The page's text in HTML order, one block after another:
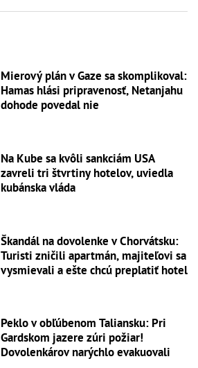
Mierový plán v Gaze sa skomplikoval:
Hamas hlási pripravenosť, Netanjahu
dohode povedal nie
Na Kube sa kvôli sankciám USA
zavreli tri štvrtiny hotelov, uviedla
kubánska vláda
Škandál na dovolenke v Chorvátsku:
Turisti zničili apartmán, majiteľovi sa
vysmievali a ešte chcú preplatiť hotel
Peklo v obľúbenom Taliansku: Pri
Gardskom jazere zúri požiar!
Dovolenkárov narýchlo evakuovali